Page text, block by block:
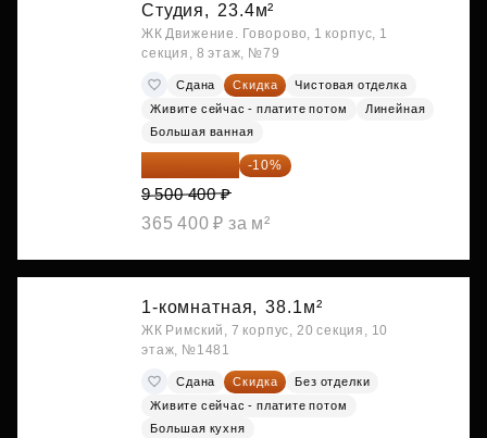
Студия, 23.4м²
ЖК Движение. Говорово, 1 корпус, 1
секция, 8 этаж, №79
Сдана Скидка
Чистовая отделка
Живите сейчас - платите потом
Линейная
Большая ванная
-10%
9 500 400 ₽
365 400 ₽ за м²
1-комнатная, 38.1м²
ЖК Римский, 7 корпус, 20 секция, 10
этаж, №1481
Сдана Скидка
Без отделки
Живите сейчас - платите потом
Большая кухня